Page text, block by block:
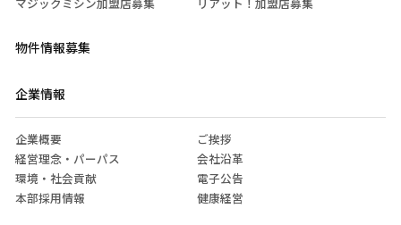
物件情報募集
企業情報
企業概要
ご挨拶
経営理念・パーパス
会社沿革
環境・社会貢献
電子公告
本部採用情報
健康経営